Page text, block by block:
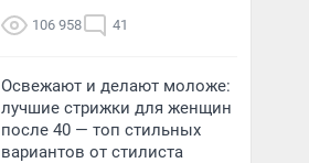
106 958 41
Освежают и делают моложе:
лучшие стрижки для женщин
после 40 — топ стильных
вариантов от стилиста